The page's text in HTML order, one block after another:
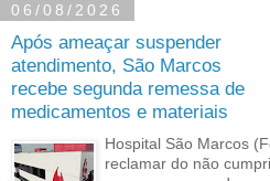
06/08/2026
Após ameaçar suspender
atendimento, São Marcos
recebe segunda remessa de
medicamentos e materiais
Hospital São Marcos
reclamar do não